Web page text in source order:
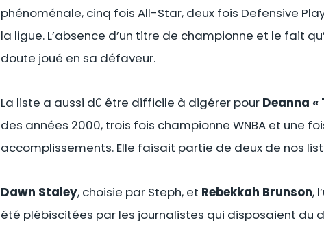
phénoménale, cinq fois All-Star, deux fois Defensive
la ligue. L’absence d’un titre de championne et le fait
doute joué en sa défaveur.
La liste a aussi dû être difficile à digérer pour Deanna «
des années 2000, trois fois championne WNBA et une
accomplissements. Elle faisait partie de deux de nos
Dawn Staley, choisie par Steph, et Rebekkah Brunson,
été plébiscitées par les journalistes qui disposaient du